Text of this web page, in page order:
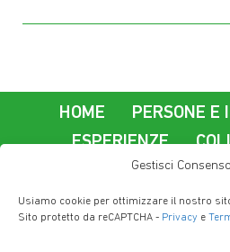
Gestisci
Usiamo cookie per ottimizzare il nostro
Sito protetto da reCAPTCHA - Privacy e
HOME PERSONE E
ESPERIENZE
Lavorare a Imola